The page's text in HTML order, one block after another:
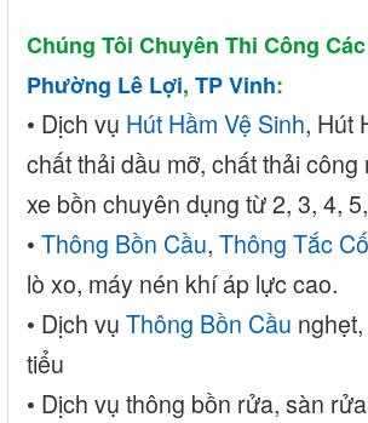
Chúng Tôi Chuyên Thi Công
Phường Lê Lợi, TP Vinh:
• Dịch vụ Hút Hầm Vệ Sinh, Hút
chất thải dầu mỡ, chất thải công
xe bồn chuyên dụng từ 2, 3, 4,
• Thông Bồn Cầu, Thông Tắc
lò xo, máy nén khí áp lực cao.
• Dịch vụ Thông Bồn Cầu
tiểu
• Dịch vụ thông bồn rửa, sàn